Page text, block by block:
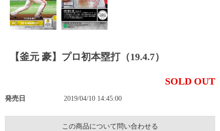
【釜元 豪】プロ初本塁打（19.4.7）
SOLD OUT
発売日 2019/04/10 14:45:00
この商品について問い合わせる